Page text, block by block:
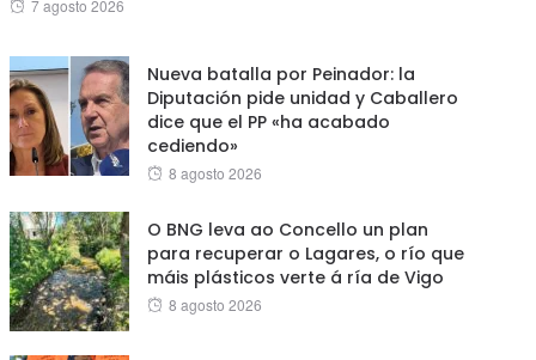
7 agosto 2026
Nueva batalla por Peinador: la
Diputación pide unidad y Caballero
dice que el PP «ha acabado
cediendo»
Posted
8 agosto 2026
O BNG leva ao Concello un plan
para recuperar o Lagares, o río que
máis plásticos verte á ría de Vigo
Posted
8 agosto 2026